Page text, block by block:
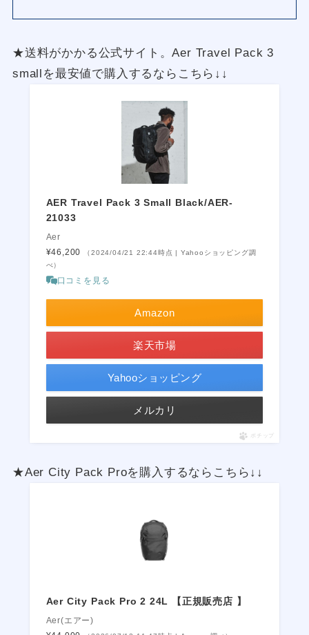
★送料がかかる公式サイト。Aer Travel Pack 3
smallを最安値で購入するならこちら↓↓
AER Travel Pack 3 Small Black/AER-
21033
Aer
¥46,200
（2024/04/21 22:44時点 | Yahooショッピング調
べ）
口コミを見る
Amazon
楽天市場
Yahooショッピング
メルカリ
ポチップ
★Aer City Pack Proを購入するならこちら↓↓
Aer City Pack Pro 2 24L 【正規販売店 】
Aer(エアー)